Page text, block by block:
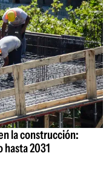
la construcción:
hasta 2031